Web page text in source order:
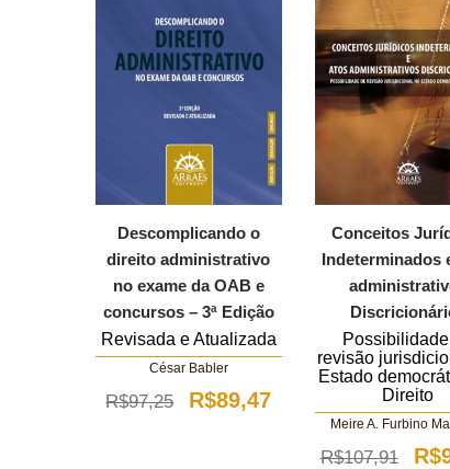
Descomplicando o
direito administrativo
no exame da OAB e
concursos – 3ª Edição
Revisada e Atualizada
César Babler
R$97,25
O
R$89,47O
Conceitos
Indeterminados
revisão
Estado
Direito
Meire A. Furbino
R$107,91 O
R$